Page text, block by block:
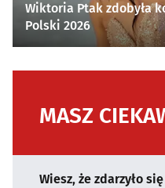
Wiktoria Ptak zdobyła
Polski 2026
MASZ
Wiesz, że zdarzyło